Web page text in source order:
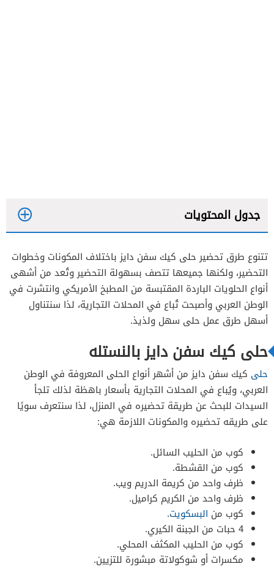
جدول المحتويات
خطوات التحضير
خطوات التحضير
خطوات التحضير
تتنوع طرق تحضير حلى كيك سفن دايز باختلاف المكونات وخطوات
التحضير، ولكنها جميعها تتصف بسهولة التحضير وتُعد من أشهى
أنواع الحلويات الباردة المقتبسة من المطبخ الأمريكي وانتشرت في
الوطن العربي وأصبحت تُباع في المحلات التجارية، لذا سنتناول
أسهل طرق عمل حلى سهل ولذيذ.
حلى كيك سفن دايز بالنستله
حلى كيك سفن دايز من أشهر أنواع الحلى المعروفة في الوطن
العربي، ويُباع في المحلات التجارية بأسعار باهظة لذلك تلجأ
السيدات للبحث عن طريقة تحضيره في المنزل، لذا سنتعرف سويًا
على طريقه تحضيره والمكونات اللازمة هي:
كوب من الحليب السائل.
كوب من القشطة.
ظرف واحد من كريمة الدريم ويب.
ظرف واحد من الكريم كراميل.
كوب من البسكويت.
4 حبات من الجبنة الكيري.
كوب من الحليب المكثف المحلي.
مكسرات أو شوكولاتة مبشورة للتزيين.